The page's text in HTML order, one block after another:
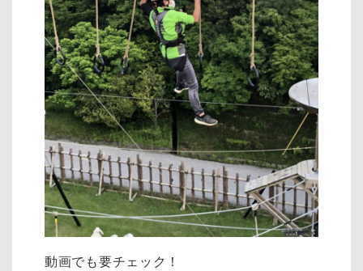
動画でも要チェック！